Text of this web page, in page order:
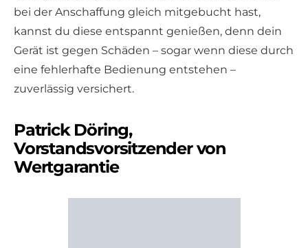
bei der Anschaffung gleich mitgebucht hast,
kannst du diese entspannt genießen, denn dein
Gerät ist gegen Schäden – sogar wenn diese durch
eine fehlerhafte Bedienung entstehen –
zuverlässig versichert.
Patrick Döring,
Vorstandsvorsitzender von
Wertgarantie